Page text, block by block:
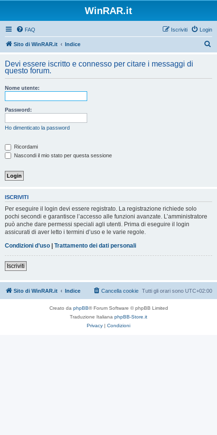
WinRAR.it
FAQ Login
Iscriviti
Sito di WinRAR.it Indice
c
Devi essere iscritto e connesso per citare i messaggi di
questo forum.
Nome utente:
Password:
Ho dimenticato la password
Ricordami
Nascondi il mio stato per questa sessione
ISCRIVITI
Per eseguire il login devi essere registrato. La registrazione richiede solo
pochi secondi e garantisce l’accesso alle funzioni avanzate. L’amministratore
può anche dare permessi speciali agli utenti. Prima di eseguire il login
assicurati di aver letto i termini d’uso e le varie regole.
Condizioni d’uso | Trattamento dei dati personali
Iscriviti
Sito di WinRAR.it Indice Tutti gli orari sono UTC+02:00
Cancella cookie
Creato da phpBB® Forum Software © phpBB Limited
Traduzione Italiana phpBB-Store.it
Privacy | Condizioni